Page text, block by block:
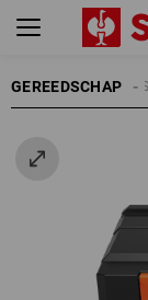
GEREEDSCHAP
STRAUSSBOX